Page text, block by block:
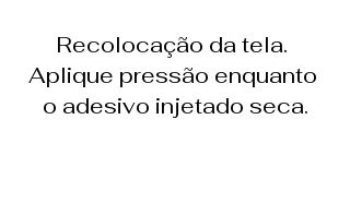
Recolocação da tela.
Aplique pressão enquanto
o adesivo injetado seca.